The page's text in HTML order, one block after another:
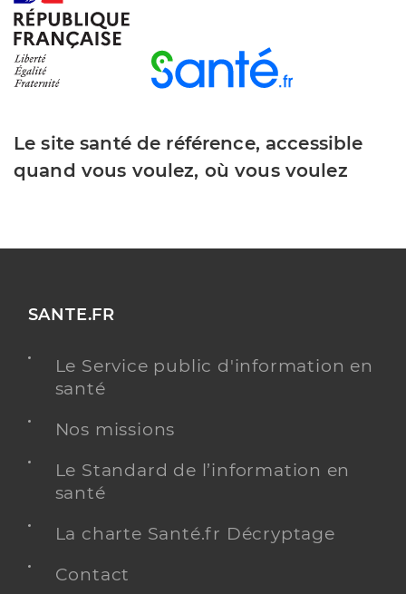
Le site santé de référence, accessible
quand vous voulez, où vous voulez
SANTE.FR
Le Service public d'information en
santé
Nos missions
Le Standard de l’information en
santé
La charte Santé.fr Décryptage
Contact